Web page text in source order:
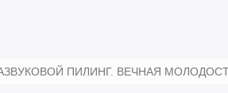
ПИЛИНГ. ВЕЧНАЯ